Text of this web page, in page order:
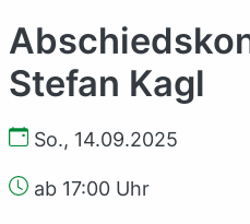
Stefan Kagl
So., 14.09.2025
ab 17:00 Uhr